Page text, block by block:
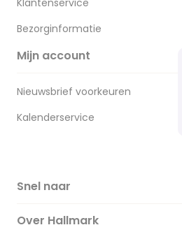
Klantenservice
Bezorginformatie
Mijn account
Nieuwsbrief voorkeuren
Kalenderservice
Snel naar
Over Hallmark